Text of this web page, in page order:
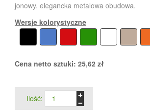
jonowy, elegancka metalowa obudowa.
Wersje kolorystyczne
Cena netto sztuki: 25,62 zł
Ilość: